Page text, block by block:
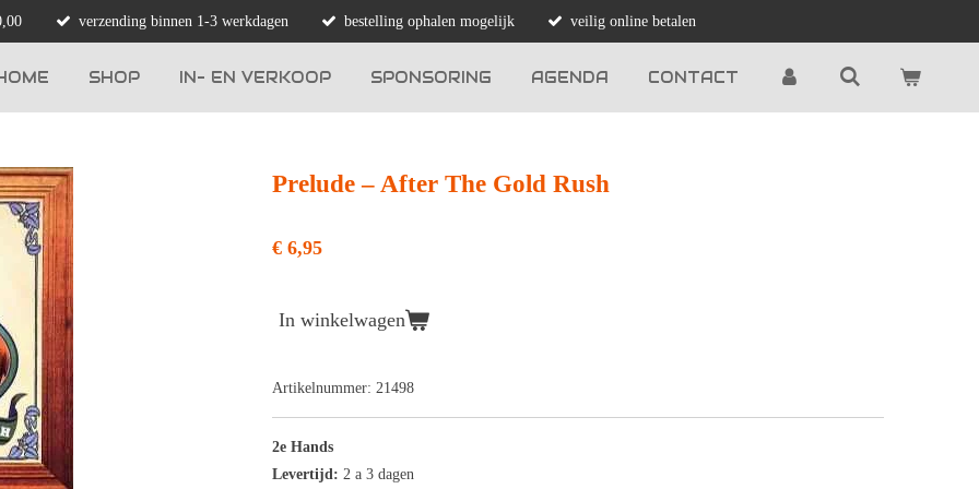
verzending binnen 1-3 werkdagen bestelling ophalen mogelijk veilig online betalen
SHOP IN- EN VERKOOP SPONSORING AGENDA CONTACT
Prelude – After The Gold Rush
€ 6,95
In winkelwagen
Artikelnummer: 21498
2e Hands
Levertijd: 2 a 3 dagen